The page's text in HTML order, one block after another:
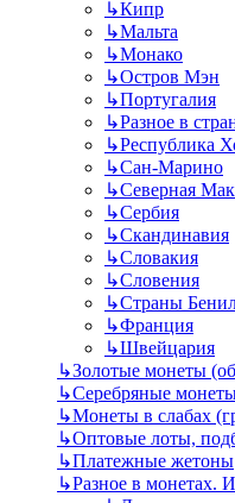
↳Кипр
↳Мальта
↳Монако
↳Остров Мэн
↳Португалия
↳Разное в
↳Республика
↳Сан-Марино
↳Северная
↳Сербия
↳Скандинавия
↳Словакия
↳Словения
↳Страны
↳Франция
↳Швейцария
↳Золотые монеты
↳Серебряные
↳Монеты в слабах
↳Оптовые лоты,
↳Платежные жетоны
↳Разное в монетах.